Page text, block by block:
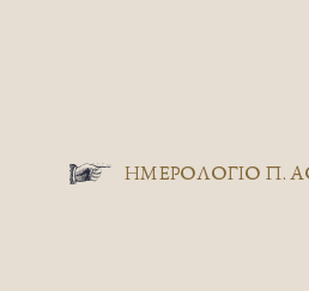
ΗΜΕΡΟΛΟΓΙΟ Π.